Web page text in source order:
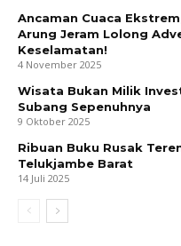
Ancaman Cuaca
Arung Jeram Lolong
Keselamatan!
4 November 2025
Wisata Bukan Milik
Subang Sepenuhnya
9 Oktober 2025
Ribuan Buku Rusak
Telukjambe Barat
14 Juli 2025